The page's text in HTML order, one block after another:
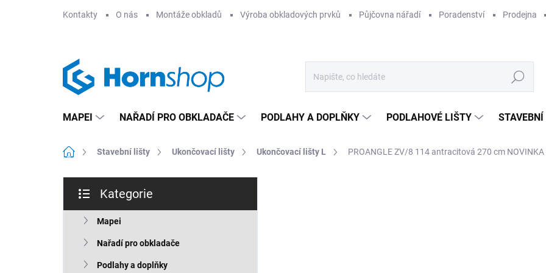
Kontakty O nás Montáže obkladů Výroba obkladových prvků Půjčovna nářadí Poradenství Prodejna
Hledat
MAPEI NAŘADÍ PRO OBKLADAČE PODLAHY A DOPLŇKY PODLAHOVÉ LIŠTY
Domů Stavební lišty Ukončovací lišty Ukončovací lišty L PROANGLE ZV/8 114 antracitová 270 cm NOVINKA
s
kategorie
Kategorie
Mapei
Nařadí pro obkladače
Podlahy a doplňky